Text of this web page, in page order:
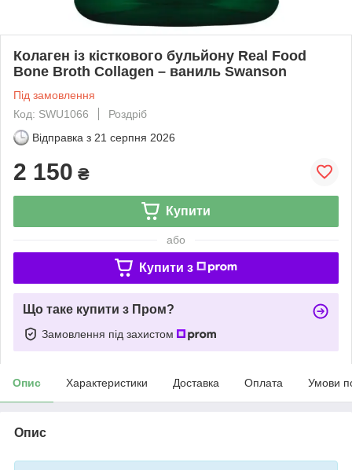
Колаген із кісткового бульйону Real Food
Bone Broth Collagen – ваниль Swanson
Під замовлення
Код: SWU1066
Роздріб
Відправка з 21 серпня 2026
2 150 ₴
Купити
або
Купити з
Що таке купити з Пром?
Замовлення під захистом
Опис Характеристики Доставка Оплата Умови
Опис